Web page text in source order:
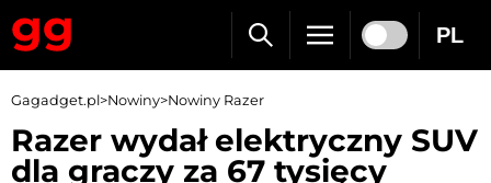
PL
Gagadget.pl>Nowiny>Nowiny Razer
Razer wydał elektryczny SUV
dla graczy za 67 tysięcy